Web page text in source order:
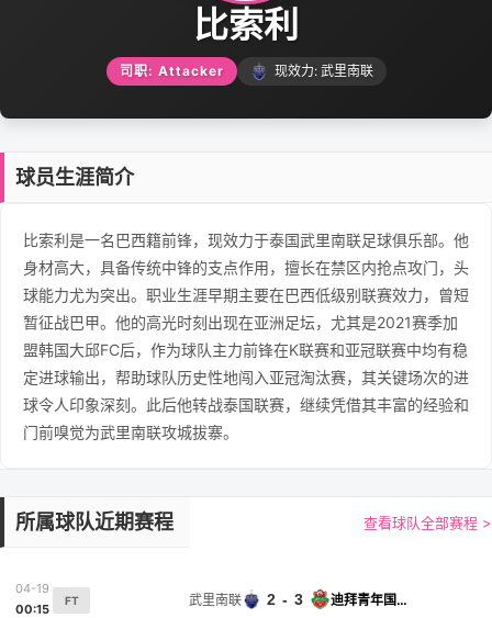
比索利
司职: Attacker 现效力: 武里南联
球员生涯简介
比索利是一名巴西籍前锋，现效力于泰国武里南联足球俱乐部。他
身材高大，具备传统中锋的支点作用，擅长在禁区内抢点攻门，头
球能力尤为突出。职业生涯早期主要在巴西低级别联赛效力，曾短
暂征战巴甲。他的高光时刻出现在亚洲足坛，尤其是2021赛季加
盟韩国大邱FC后，作为球队主力前锋在K联赛和亚冠联赛中均有稳
定进球输出，帮助球队历史性地闯入亚冠淘汰赛，其关键场次的进
球令人印象深刻。此后他转战泰国联赛，继续凭借其丰富的经验和
门前嗅觉为武里南联攻城拔寨。
所属球队近期赛程 查看球队全部赛程 >
04-19
00:15
FT 武里南联 2 - 3 迪拜青年国民